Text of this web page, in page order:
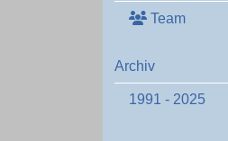
Team
Archiv
1991 - 2025